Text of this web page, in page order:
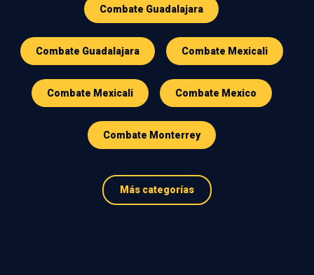
Combate Guadalajara
Combate Guadalajara Combate Mexicali
Combate Mexicali Combate Mexico
Combate Monterrey
Más categorías